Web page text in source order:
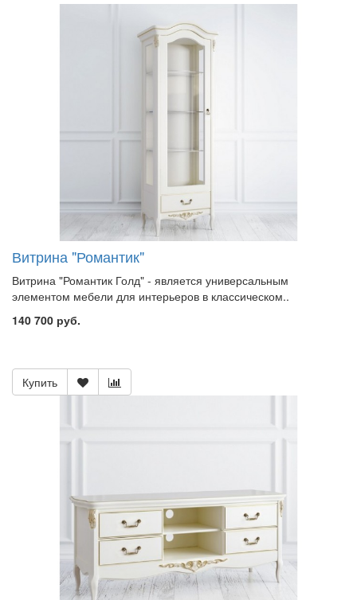
Витрина "Романтик"
Витрина "Романтик Голд" - является универсальным
элементом мебели для интерьеров в классическом..
140 700 руб.
Купить